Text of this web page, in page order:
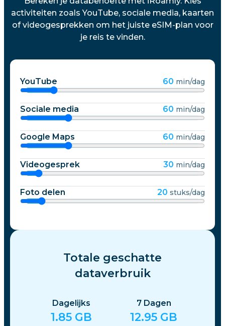
activiteiten zoals YouTube, sociale media, kaarten
of videogesprekken om het juiste eSIM-plan voor
je reis te vinden.
YouTube 60 min/dag
Sociale media 60 min/dag
Google Maps 60 min/dag
Videogesprek 30 min/dag
Foto delen 20 stuks/dag
Totale geschatte
dataverbruik
Dagelijks
1.85 GB
7 Dagen
12.95 GB